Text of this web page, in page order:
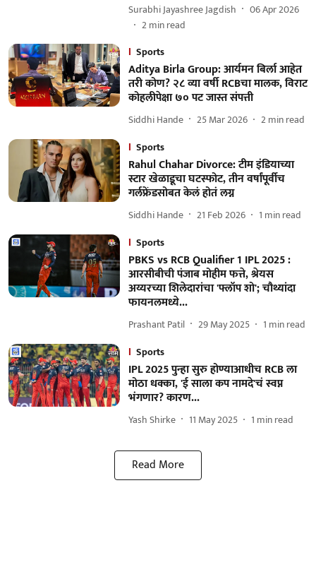
Surabhi Jayashree Jagdish
06 Apr 2026
2min read
Sports
Aditya Birla Group: आर्यमन बिर्ला आहेत
तरी कोण? २८ व्या वर्षी RCBचा मालक, विराट
कोहलीपेक्षा ७० पट जास्त संपत्ती
Siddhi Hande 25 Mar 2026 2min read
Sports
Rahul Chahar Divorce: टीम इंडियाच्या
स्टार खेळाडूचा घटस्फोट, तीन वर्षांपूर्वीच
गर्लफ्रेंडसोबत केलं होतं लग्न
Siddhi Hande 21 Feb 2026 1 min read
Sports
PBKS vs RCB Qualifier 1 IPL 2025 :
आरसीबीची पंजाब मोहीम फत्ते, श्रेयस
अय्यरच्या शिलेदारांचा 'फ्लॉप शो'; चौथ्यांदा
फायनलमध्ये...
Prashant Patil 29 May 2025 1 min read
Sports
IPL 2025 पुन्हा सुरु होण्याआधीच RCB ला
मोठा धक्का, 'ई साला कप नामदे'चं स्वप्न
भंगणार? कारण...
Yash Shirke 11 May 2025 1 min read
Read More